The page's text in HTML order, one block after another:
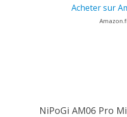
Acheter sur
NiPoGi AM06 Pro